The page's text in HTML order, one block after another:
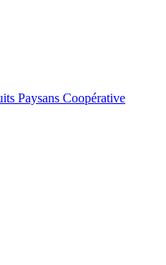
Paysans Coopérative